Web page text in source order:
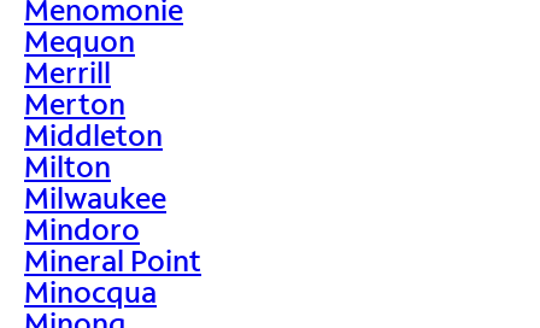
Menomonie
Mequon
Merrill
Merton
Middleton
Milton
Milwaukee
Mindoro
Mineral Point
Minocqua